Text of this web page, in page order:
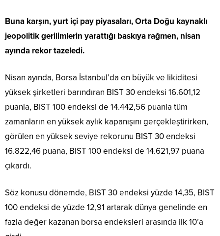
Buna karşın, yurt içi pay piyasaları, Orta Doğu kaynaklı
jeopolitik gerilimlerin yarattığı baskıya rağmen, nisan
ayında rekor tazeledi.
Nisan ayında, Borsa İstanbul’da en büyük ve likiditesi
yüksek şirketleri barındıran BIST 30 endeksi 16.601,12
puanla, BIST 100 endeksi de 14.442,56 puanla tüm
zamanların en yüksek aylık kapanışını gerçekleştirirken,
görülen en yüksek seviye rekorunu BIST 30 endeksi
16.822,46 puana, BIST 100 endeksi de 14.621,97 puana
çıkardı.
Söz konusu dönemde, BIST 30 endeksi yüzde 14,35, BIST
100 endeksi de yüzde 12,91 artarak dünya genelinde en
fazla değer kazanan borsa endeksleri arasında ilk 10’a